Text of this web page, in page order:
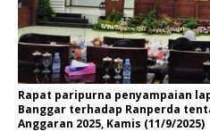
Rapat paripurna penyampaian
Banggar terhadap Ranperda
Anggaran 2025, Kamis (11/9/2025)